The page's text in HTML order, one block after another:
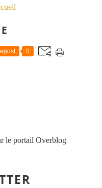
0
le portail Overblog